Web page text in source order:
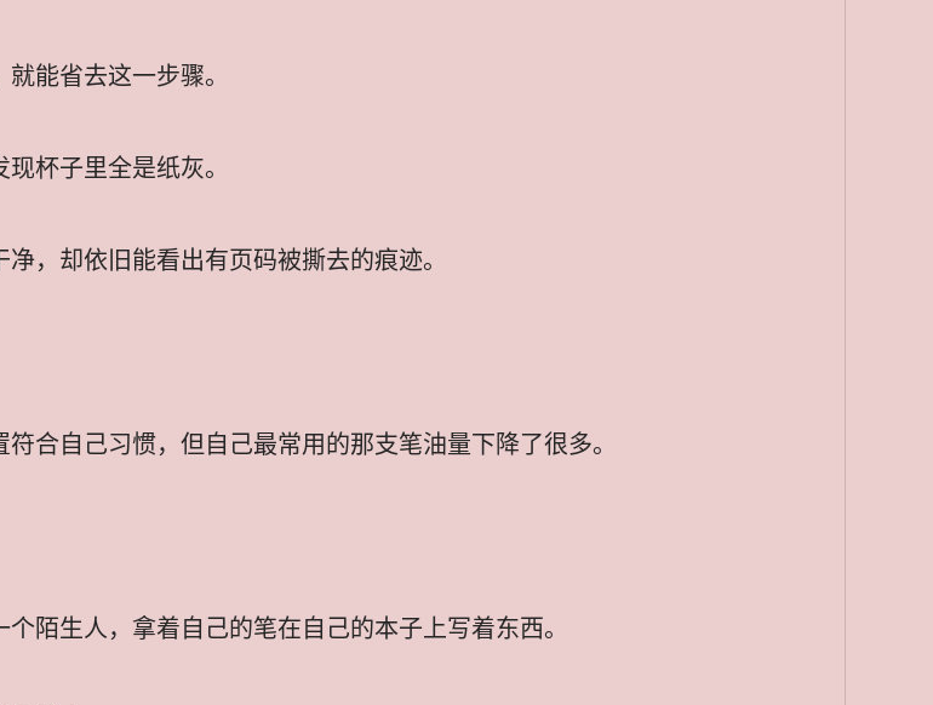
能省去这一步骤。
杯子里全是纸灰。
，却依旧能看出有页码被撕去的痕迹。
合自己习惯，但自己最常用的那支笔油量下降了很多。
陌生人，拿着自己的笔在自己的本子上写着东西。